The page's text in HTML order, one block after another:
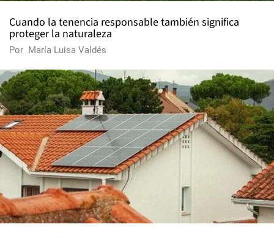
Cuando la tenencia responsable también significa
proteger la naturaleza
Por María Luisa Valdés